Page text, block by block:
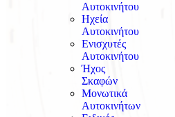
Αυτοκινήτου
Ηχεία
Αυτοκινήτου
Ενισχυτές
Αυτοκινήτου
Ήχος
Σκαφών
Μονωτικά
Αυτοκινήτων